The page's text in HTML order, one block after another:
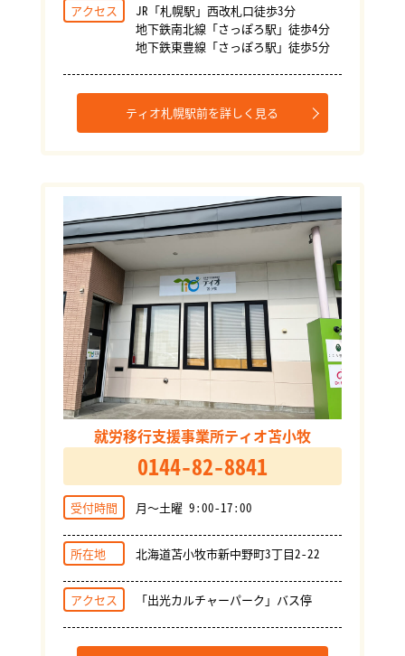
アクセス
JR「札幌駅」西改札口徒歩3分
地下鉄南北線「さっぽろ駅」徒歩4分
地下鉄東豊線「さっぽろ駅」徒歩5分
ティオ札幌駅前を詳しく見る
就労移行支援事業所ティオ苫小牧
0144-82-8841
受付時間 月～土曜 9:00-17:00
所在地 北海道苫小牧市新中野町3丁目2-22
アクセス 「出光カルチャーパーク」バス停